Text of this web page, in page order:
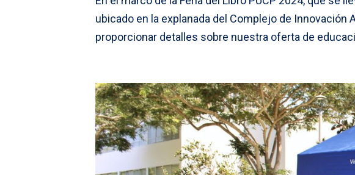
ubicado en la explanada del Complejo de
proporcionar detalles sobre nuestra oferta de